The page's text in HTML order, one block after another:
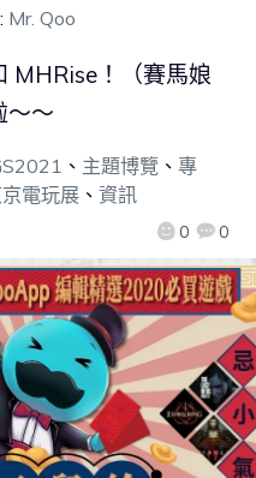
Mr. Qoo
0 0
MHRise！（賽馬娘
～～
、 主題博覽、 專
電玩展 、 資訊